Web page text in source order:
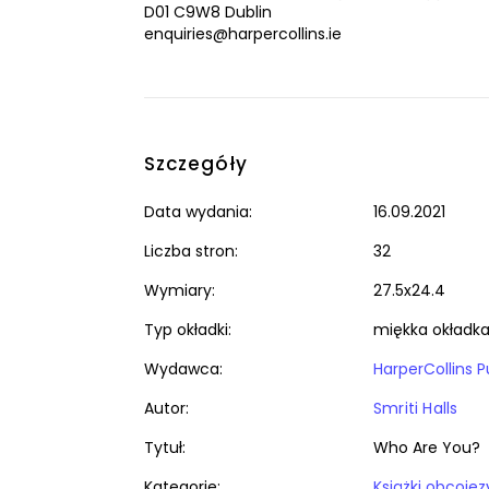
D01 C9W8 Dublin
enquiries@harpercollins.ie
Szczegóły
Data wydania:
16.09.2021
Liczba stron:
32
Wymiary:
27.5x24.4
Typ okładki:
miękka okładka
Wydawca:
HarperCollins
Autor:
Smriti Halls
Tytuł:
Who Are You?